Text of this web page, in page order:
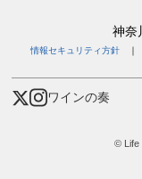
神奈
情報セキュリティ方針 ｜
ワインの奏
© Life